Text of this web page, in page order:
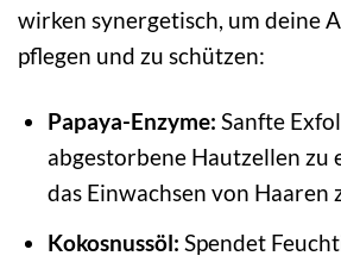
wirken synergetisch, um deine
pflegen und zu schützen:
Papaya-Enzyme: Sanfte
abgestorbene Hautzellen zu
das Einwachsen von Haaren
Kokosnussöl: Spendet